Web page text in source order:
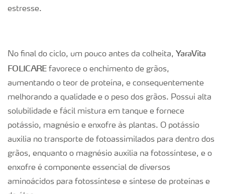
estresse.
No final do ciclo, um pouco antes da colheita, YaraVita
FOLICARE favorece o enchimento de grãos,
aumentando o teor de proteína, e consequentemente
melhorando a qualidade e o peso dos grãos. Possui alta
solubilidade e fácil mistura em tanque e fornece
potássio, magnésio e enxofre às plantas. O potássio
auxilia no transporte de fotoassimilados para dentro dos
grãos, enquanto o magnésio auxilia na fotossíntese, e o
enxofre é componente essencial de diversos
aminoácidos para fotossíntese e síntese de proteínas e